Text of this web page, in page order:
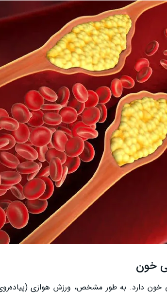
خون
خون دارد. به طور مشخص، ورزش هوازی